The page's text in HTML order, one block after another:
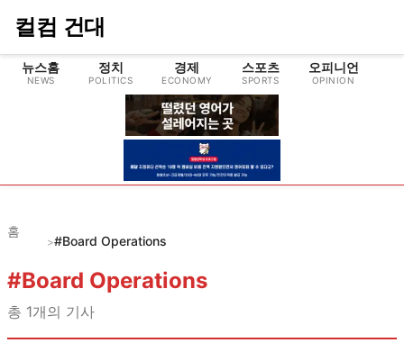
컬컴 건대
뉴스홈
NEWS
정치
POLITICS
경제
ECONOMY
스포츠
SPORTS
오피니언
OPINION
홈
>#Board Operations
#Board Operations
총 1개의 기사